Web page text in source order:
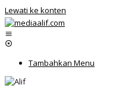
Lewati ke konten
Tambahkan Menu